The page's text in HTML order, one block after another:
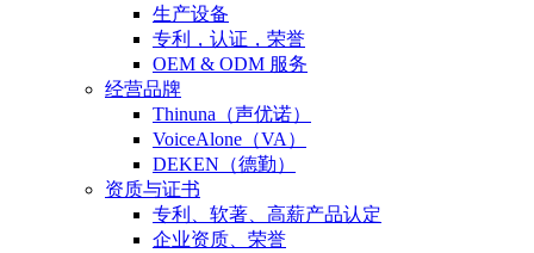
生产设备
专利，认证，荣誉
OEM & ODM 服务
经营品牌
Thinuna（声优诺）
VoiceAlone（VA）
DEKEN（德勤）
资质与证书
专利、软著、高薪产品认定
企业资质、荣誉